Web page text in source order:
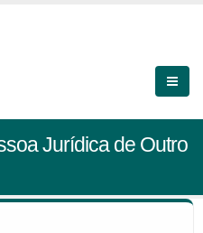
Jurídica de Outro